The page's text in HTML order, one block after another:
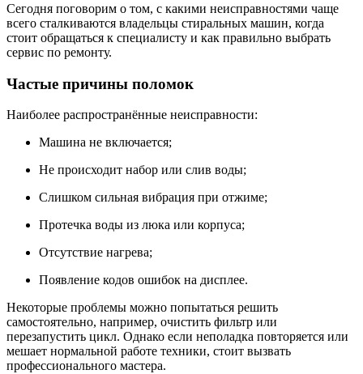
Сегодня поговорим о том, с какими неисправностями чаще
всего сталкиваются владельцы стиральных машин, когда
стоит обращаться к специалисту и как правильно выбрать
сервис по ремонту.
Частые причины поломок
Наиболее распространённые неисправности:
Машина не включается;
Не происходит набор или слив воды;
Слишком сильная вибрация при отжиме;
Протечка воды из люка или корпуса;
Отсутствие нагрева;
Появление кодов ошибок на дисплее.
Некоторые проблемы можно попытаться решить
самостоятельно, например, очистить фильтр или
перезапустить цикл. Однако если неполадка повторяется или
мешает нормальной работе техники, стоит вызвать
профессионального мастера.